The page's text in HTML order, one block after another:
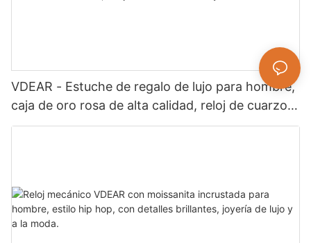
VDEAR - Estuche de regalo de lujo para hombre,
caja de oro rosa de alta calidad, reloj de cuarzo
sencillo y versátil.